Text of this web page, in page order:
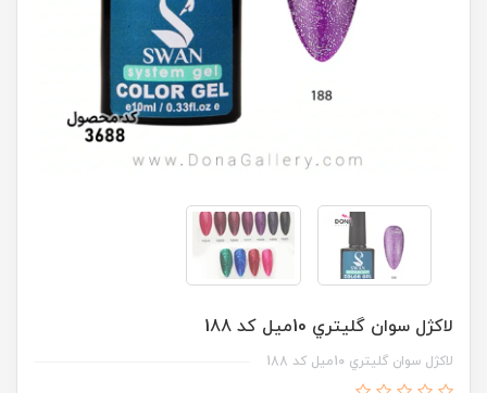
لاکژل سوان گليتري 10ميل کد 188
لاکژل سوان گليتري 10ميل کد 188